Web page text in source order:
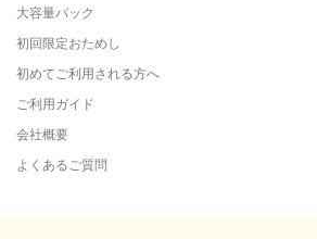
大容量パック
初回限定おためし
初めてご利用される方へ
ご利用ガイド
会社概要
よくあるご質問